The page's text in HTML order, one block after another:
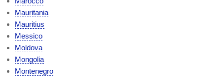
Mauritania
Mauritius
Messico
Moldova
Mongolia
Montenegro